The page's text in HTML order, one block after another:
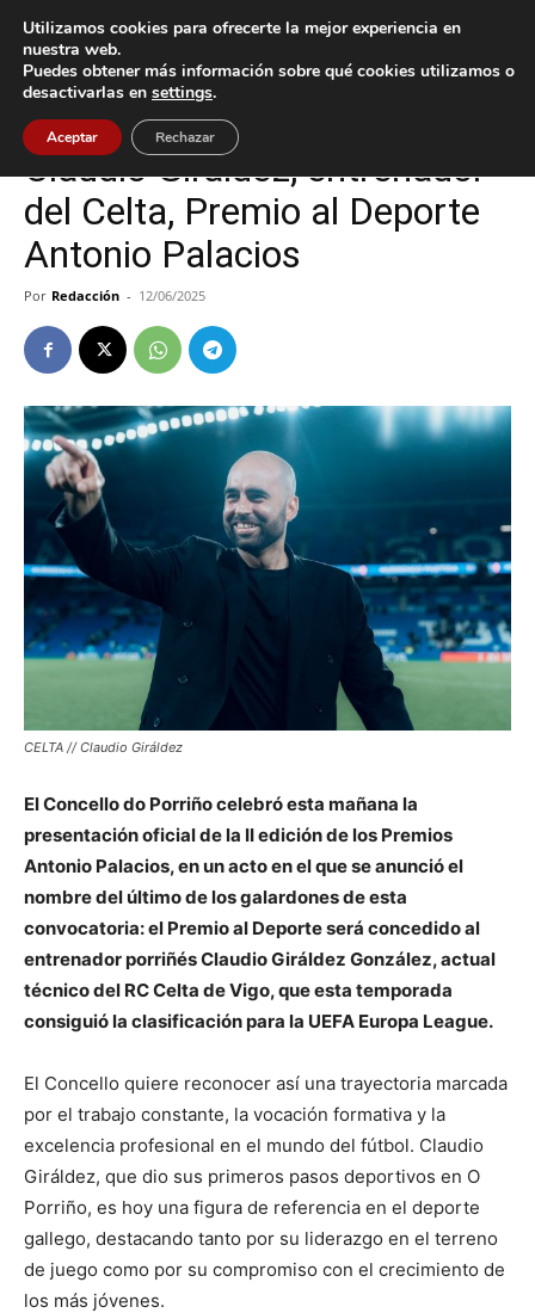
Inicio Celta
Celta Cultura / Ocio Deportes
Claudio Giráldez, entrenador
del Celta, Premio al Deporte
Antonio Palacios
Por Redacción - 12/06/2025
CELTA // Claudio Giráldez
El Concello do Porriño celebró esta mañana la
presentación oficial de la II edición de los Premios
Antonio Palacios, en un acto en el que se anunció el
nombre del último de los galardones de esta
convocatoria: el Premio al Deporte será concedido al
entrenador porriñés Claudio Giráldez González, actual
técnico del RC Celta de Vigo, que esta temporada
consiguió la clasificación para la UEFA Europa League.
El Concello quiere reconocer así una trayectoria marcada
por el trabajo constante, la vocación formativa y la
excelencia profesional en el mundo del fútbol. Claudio
Giráldez, que dio sus primeros pasos deportivos en O
Porriño, es hoy una figura de referencia en el deporte
gallego, destacando tanto por su liderazgo en el terreno
de juego como por su compromiso con el crecimiento de
los más jóvenes.
Utilizamos cookies para ofrecerte la mejor experiencia en
nuestra web.
Puedes obtener más información sobre qué cookies utilizamos o
desactivarlas en settings.
Aceptar Rechazar